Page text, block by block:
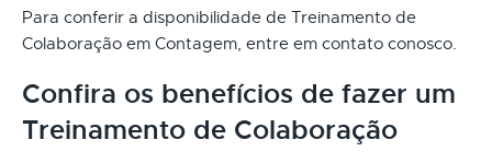
Para conferir a disponibilidade de Treinamento de
Colaboração em Contagem, entre em contato conosco.
Confira os benefícios de fazer um
Treinamento de Colaboração